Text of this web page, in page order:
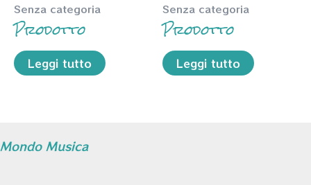
Senza categoria
Prodotto
Leggi tutto
Senza categoria
Prodotto
Leggi tutto
Mondo Musica